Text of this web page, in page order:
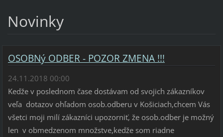
Novinky
OSOBNý ODBER - POZOR ZMENA !!!
24.11.2018 00:00
Kedže v poslednom čase dostávam od svojich zákazníkov
veľa dotazov ohľadom osob.odberu v Košiciach,chcem Vás
všetci moji milí zákazníci upozorniť, že osob.odber je možný
len v obmedzenom množstve,kedže som riadne